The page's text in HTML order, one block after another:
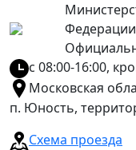
с 08:00-16:00,
Московская
п. Юность,
Схема проезда